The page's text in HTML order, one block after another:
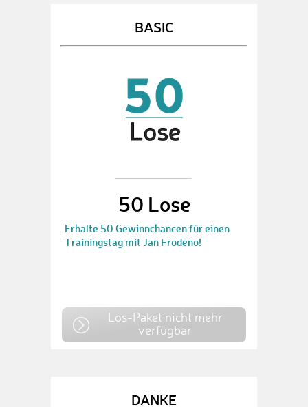
BASIC
50 Lose
Erhalte 50 Gewinnchancen für einen
Trainingstag mit Jan Frodeno!
Los-Paket nicht mehr
verfügbar
DANKE